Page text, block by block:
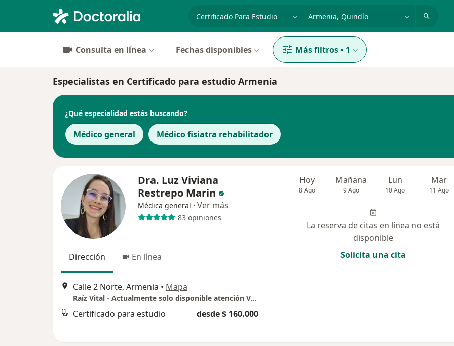
Consulta en línea Fechas disponibles Más filtros• 1
Especialistas en Certificado para estudio Armenia
¿Qué especialidad estás buscando?
Médico general Médico fisiatra rehabilitador
Dra. Luz Viviana
Restrepo Marin
Médica general · Ver más
83 opiniones
Dirección En línea
Calle 2 Norte, Armenia • Mapa
Raíz Vital - Actualmente solo disponible atención VIRTUAL
Certificado para estudio desde $ 160.000
Hoy
8 Ago
Mañana
9 Ago
Lun
10 Ago
Mar
11 Ago
La reserva de citas en línea no está
disponible
Solicita una cita